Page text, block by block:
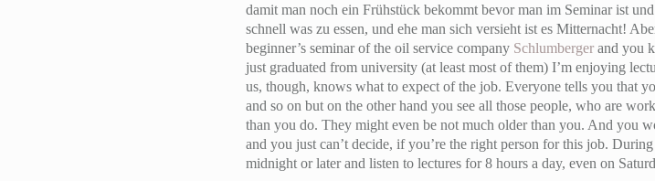
damit man noch ein Frühstück bekommt bevor man im Seminar ist
schnell was zu essen, und ehe man sich versieht ist es Mitternacht!
beginner’s seminar of the oil service company Schlumbergerand you
just graduated from university (at least most of them) I’m enjoying
us, though, knows what to expect of the job. Everyone tells you that
and so on but on the other hand you see all those people, who are
than you do. They might even be not much older than you. And you
and you just can’t decide, if you’re the right person for this job.
midnight or later and listen to lectures for 8 hours a day, even on